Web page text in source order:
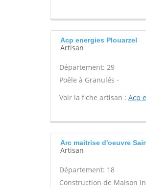
Acp energies Plouarzel
Artisan
Département: 29
Poêle à Granulés -
Voir la fiche artisan : Acp
Arc maitrise d'oeuvre
Artisan
Département: 18
Construction de Maison